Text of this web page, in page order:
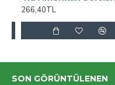
266,40TL
SON GÖRÜNTÜLENEN